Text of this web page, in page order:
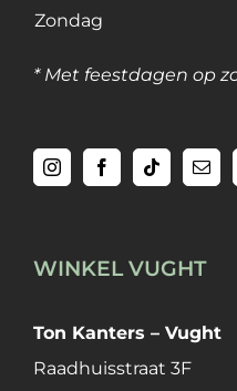
Zondag
* Met feestdagen op
WINKEL VUGHT
Ton Kanters – Vught
Raadhuisstraat 3F